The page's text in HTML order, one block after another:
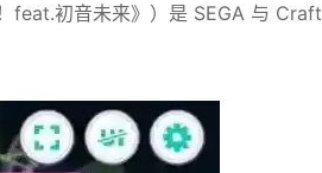
feat.初音未来》）是 SEGA 与 Craft